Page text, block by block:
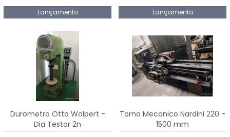
Lançamento Lançamento
Durometro Otto Wolpert -
Dia Testor 2n
Torno Mecanico Nardini 220 -
1500 mm